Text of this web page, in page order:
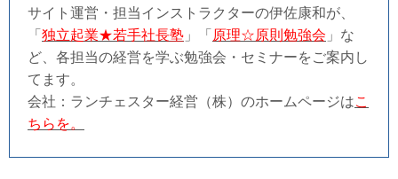
サイト運営・担当インストラクターの伊佐康和が、
「 独立起業★若手社長塾 」「 原理☆原則勉強会 」な
ど、各担当の経営を学ぶ勉強会・セミナーをご案内し
てます。
会社：ランチェスター経営（株）のホームページはこ
ちらを。